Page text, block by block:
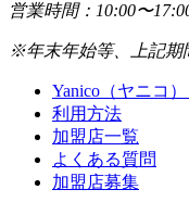
営業時間：10:00〜
※年末年始等、上記期
Yanico（ヤニコ
利用方法
加盟店一覧
よくある質問
加盟店募集